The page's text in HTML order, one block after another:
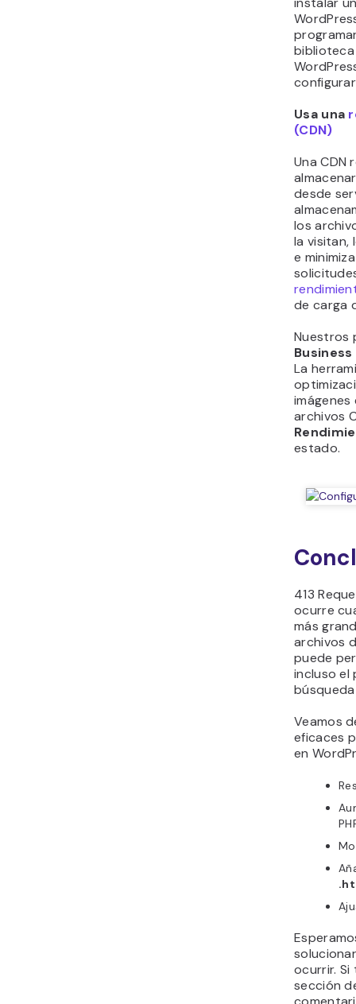
Usa una
(CDN)
Una CDN
desde
los
la visitan,
e
de carga
Nuestros
Business
La
imágenes
archivos
estado.
413
ocurre
más
archivos
puede
incluso el
Veamos
eficaces
en
ocurrir. Si
sección